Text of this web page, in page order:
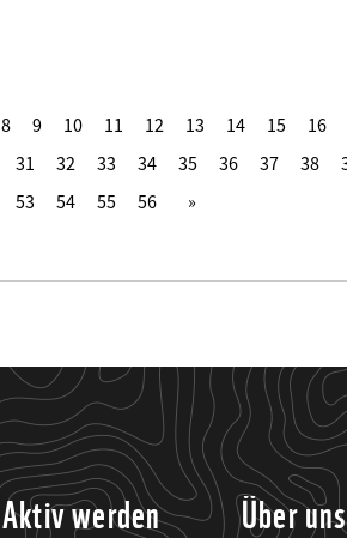
8 9 10 11 12 13 14 15 16
31 32 33 34 35 36 37 38
53 54 55 56
Aktiv werden Über uns